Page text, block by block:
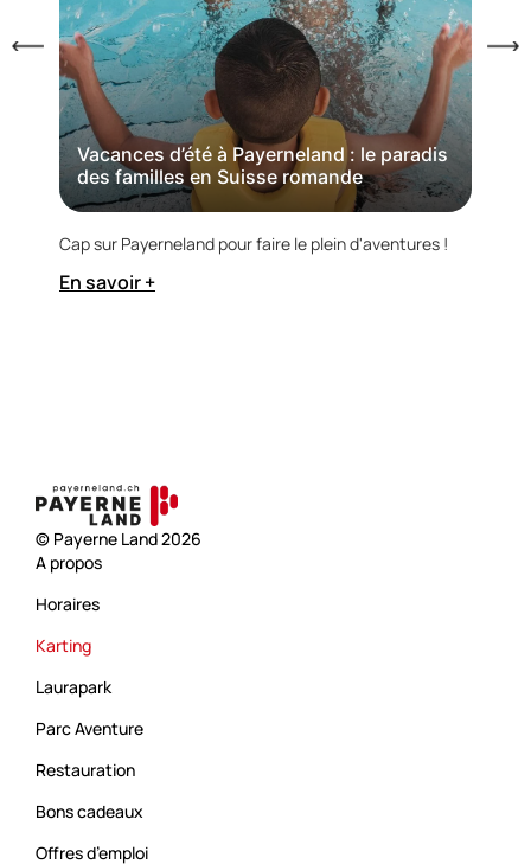
Vacances d’été à Payerneland : le paradis
des familles en Suisse romande
Cap sur Payerneland pour faire le plein d'aventures !
En savoir +
© Payerne Land 2026
A propos
Horaires
Karting
Laurapark
Parc Aventure
Restauration
Bons cadeaux
Offres d’emploi